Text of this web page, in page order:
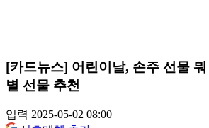
[카드뉴스] 어린이날, 손주 선물
별 선물 추천
입력 2025-05-02 08:00